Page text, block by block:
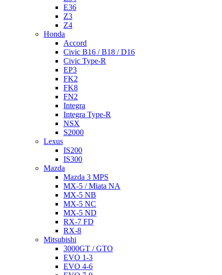
E36
Z3
Z4
Honda
Accord
Civic B16 / B18 / D16
Civic Type-R
EP3
FK2
FK8
FN2
Integra
Integra Type-R
NSX
S2000
Lexus
IS200
IS300
Mazda
Mazda 3 MPS
MX-5 / Miata NA
MX-5 NB
MX-5 NC
MX-5 ND
RX-7 FD
RX-8
Mitsubishi
3000GT / GTO
EVO 1-3
EVO 4-6